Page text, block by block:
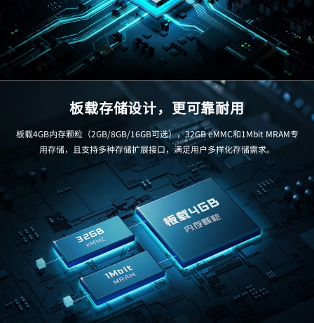
板载存储设计，更可靠耐用
板载4GB内存颗粒（2GB/8GB/16GB可选），32GB eMMC和1Mbit MRAM专
用存储，且支持多种存储扩展接口，满足用户多样化存储需求。